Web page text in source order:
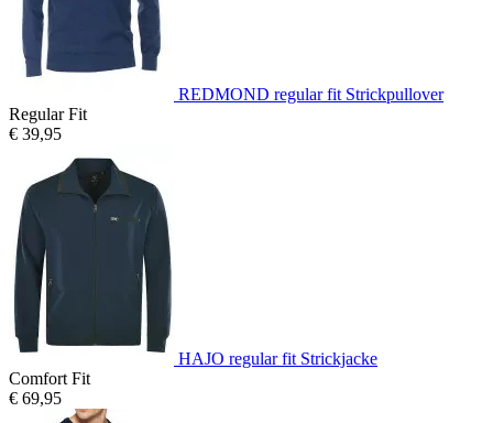
REDMOND regular fit Strickpullover
Regular Fit
€ 39,95
HAJO regular fit Strickjacke
Comfort Fit
€ 69,95